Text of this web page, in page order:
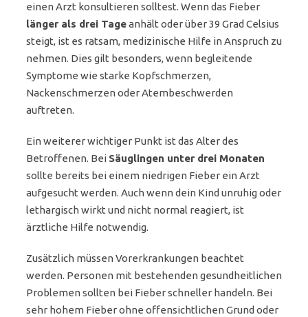
einen Arzt konsultieren solltest. Wenn das Fieber
länger als drei Tageanhält oder über 39 Grad Celsius
steigt, ist es ratsam, medizinische Hilfe in Anspruch zu
nehmen. Dies gilt besonders, wenn begleitende
Symptome wie starke Kopfschmerzen,
Nackenschmerzen oder Atembeschwerden
auftreten.
Ein weiterer wichtiger Punkt ist das Alter des
Betroffenen. Bei Säuglingen unter drei Monaten
sollte bereits bei einem niedrigen Fieber ein Arzt
aufgesucht werden. Auch wenn dein Kind unruhig oder
lethargisch wirkt und nicht normal reagiert, ist
ärztliche Hilfe notwendig.
Zusätzlich müssen Vorerkrankungen beachtet
werden. Personen mit bestehenden gesundheitlichen
Problemen sollten bei Fieber schneller handeln. Bei
sehr hohem Fieber ohne offensichtlichen Grund oder